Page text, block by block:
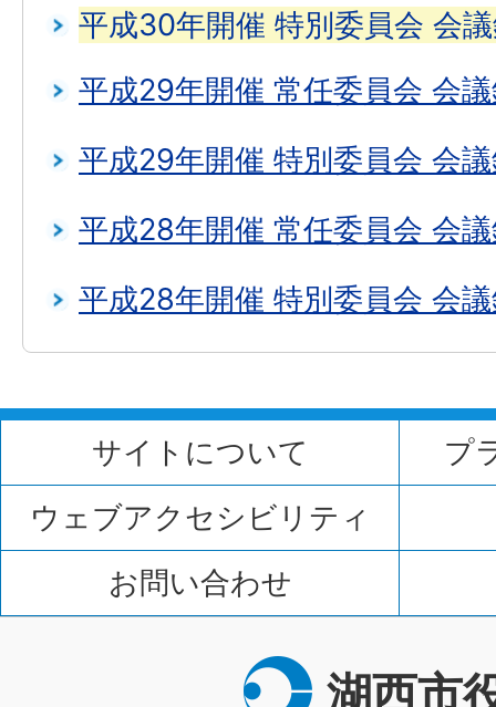
平成30年開催 特別委員会 会
平成29年開催 常任委員会 会
平成29年開催 特別委員会 会
平成28年開催 常任委員会 会
平成28年開催 特別委員会 会
サイトについて
プ
ウェブアクセシビリティ
お問い合わせ
湖西市